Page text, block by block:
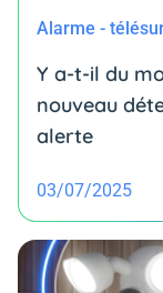
Alarme -
Y a-t-il du
nouveau
alerte
03/07/2025